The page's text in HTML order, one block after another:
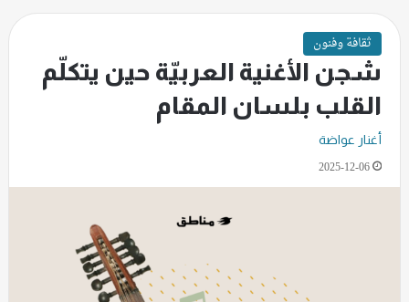
ثقافة وفنون
شجن الأغنية العربيّة حين يتكلّم
القلب بلسان المقام
أغنار عواضة
2025-12-06